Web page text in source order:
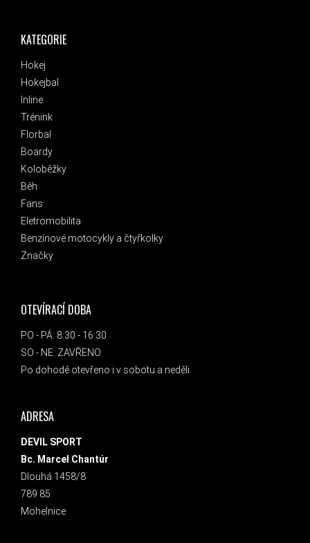
KATEGORIE
Hokej
Hokejbal
Inline
Trénink
Florbal
Boardy
Koloběžky
Běh
Fans
Eletromobilita
Benzínové motocykly a čtyřkolky
Značky
OTEVÍRACÍ DOBA
PO - PÁ: 8:30 - 16:30
SO - NE: ZAVŘENO
Po dohodě otevřeno i v sobotu a neděli.
ADRESA
DEVIL SPORT
Bc. Marcel Chantúr
Dlouhá 1458/8
789 85
Mohelnice